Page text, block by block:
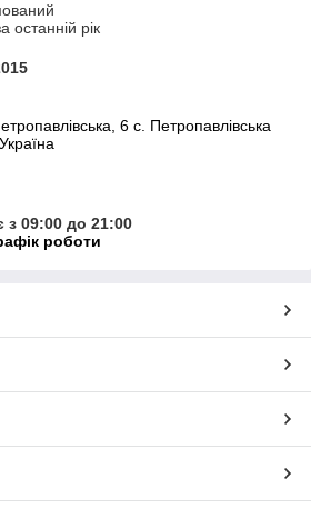
останній рік
6 с. Петропавлівська
з 09:00 до 21:00
роботи